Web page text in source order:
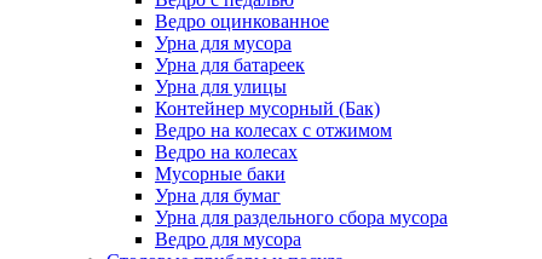
Ведро оцинкованное
Урна для мусора
Урна для батареек
Урна для улицы
Контейнер мусорный (Бак)
Ведро на колесах с отжимом
Ведро на колесах
Мусорные баки
Урна для бумаг
Урна для раздельного сбора мусора
Ведро для мусора